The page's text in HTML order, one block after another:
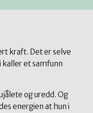
kraft. Det er selve
kaller et samfunn
og uredd. Og
energien at hun i